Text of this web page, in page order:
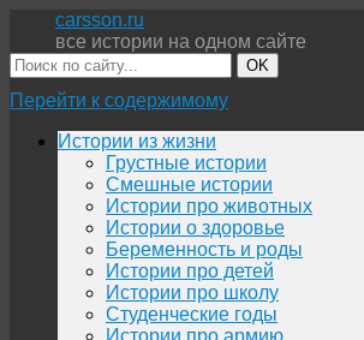
carsson.ru
все истории на одном сайте
OK
Перейти к содержимому
Истории из жизни
Грустные истории
Смешные истории
Истории про животных
Истории о здоровье
Беременность и роды
Истории про детей
Истории про школу
Студенческие годы
Истории про армию